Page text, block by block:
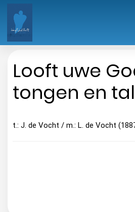
Looft uwe
tongen en
t.: J. de Vocht / m.: L. de Vocht